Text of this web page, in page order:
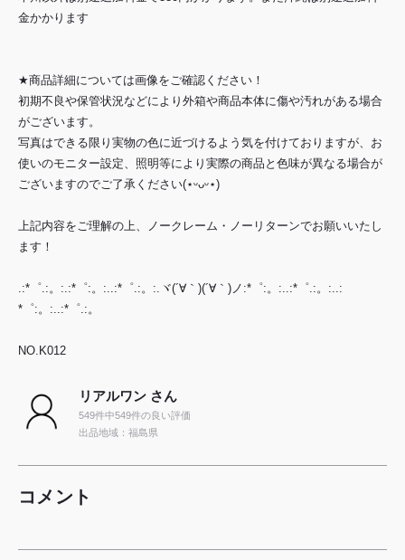
金かかります
★商品詳細については画像をご確認ください！
初期不良や保管状況などにより外箱や商品本体に傷や汚れがある場合
がございます。
写真はできる限り実物の色に近づけるよう気を付けておりますが、お
使いのモニター設定、照明等により実際の商品と色味が異なる場合が
ございますのでご了承ください(⋆ᵕᴗᵕ⋆)
上記内容をご理解の上、ノークレーム・ノーリターンでお願いいたし
ます！
.:*゜.:。:.:*゜:。:..:*゜.:。:.ヾ(´∀｀)(´∀｀)ノ:*゜:。:..:*゜.:。:..:
*゜:。:..:*゜.:。
NO.K012
リアルワン さん
549件中549件の良い評価
出品地域：福島県
コメント